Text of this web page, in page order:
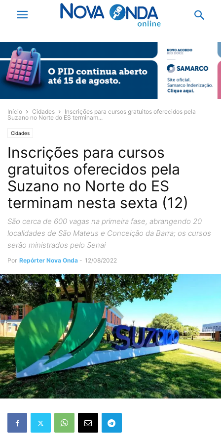
Início Cidades
Inscrições para cursos gratuitos oferecidos pela
Suzano no Norte do ES terminam...
Cidades
Inscrições para cursos
gratuitos oferecidos pela
Suzano no Norte do ES
terminam nesta sexta (12)
São cerca de 600 vagas na primeira fase, abrangendo 20
localidades de São Mateus e Conceição da Barra; os cursos
serão ministrados pelo Senai
Por Repórter Nova Onda - 12/08/2022